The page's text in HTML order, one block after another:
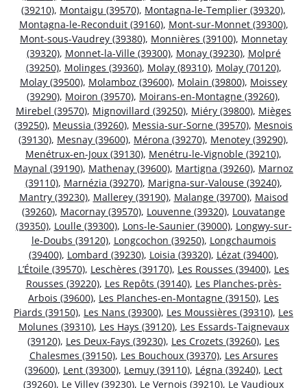
(39210), Montaigu (39570), Montagna-le-Templier (39320),
Montagna-le-Reconduit (39160), Mont-sur-Monnet (39300),
Mont-sous-Vaudrey (39380), Monnières (39100), Monnetay
(39320), Monnet-la-Ville (39300), Monay (39230), Molpré
(39250), Molinges (39360), Molay (89310), Molay (70120),
Molay (39500), Molamboz (39600), Molain (39800), Moissey
(39290), Moiron (39570), Moirans-en-Montagne (39260),
Mirebel (39570), Mignovillard (39250), Miéry (39800), Mièges
(39250), Meussia (39260), Messia-sur-Sorne (39570), Mesnois
(39130), Mesnay (39600), Mérona (39270), Menotey (39290),
Menétrux-en-Joux (39130), Menétru-le-Vignoble (39210),
Maynal (39190), Mathenay (39600), Martigna (39260), Marnoz
(39110), Marnézia (39270), Marigna-sur-Valouse (39240),
Mantry (39230), Mallerey (39190), Malange (39700), Maisod
(39260), Macornay (39570), Louvenne (39320), Louvatange
(39350), Loulle (39300), Lons-le-Saunier (39000), Longwy-sur-
le-Doubs (39120), Longcochon (39250), Longchaumois
(39400), Lombard (39230), Loisia (39320), Lézat (39400),
L’Étoile (39570), Leschères (39170), Les Rousses (39400), Les
Rousses (39220), Les Repôts (39140), Les Planches-près-
Arbois (39600), Les Planches-en-Montagne (39150), Les
Piards (39150), Les Nans (39300), Les Moussières (39310), Les
Molunes (39310), Les Hays (39120), Les Essards-Taignevaux
(39120), Les Deux-Fays (39230), Les Crozets (39260), Les
Chalesmes (39150), Les Bouchoux (39370), Les Arsures
(39600), Lent (39300), Lemuy (39110), Légna (39240), Lect
(39260), Le Villey (39230), Le Vernois (39210), Le Vaudioux